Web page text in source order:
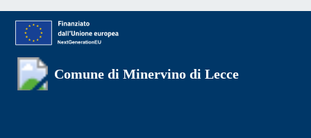
Comune di Minervino di Lecce